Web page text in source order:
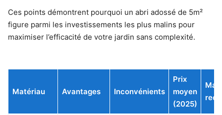
Ces points démontrent pourquoi un abri adossé de 5m²
figure parmi les investissements les plus malins pour
maximiser l’efficacité de votre jardin sans complexité.
Matériau Avantages Inconvénients
Prix
moyen
(2025)